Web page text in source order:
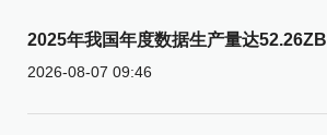
2025年我国年度数据生产量达52.26ZB
2026-08-07 09:46